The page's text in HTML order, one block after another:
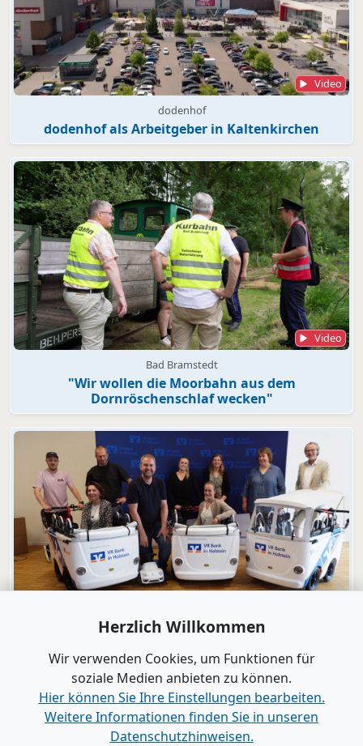
Video
dodenhof
dodenhof als Arbeitgeber in Kaltenkirchen
Video
Bad Bramstedt
"Wir wollen die Moorbahn aus dem
Dornröschenschlaf wecken"
Engagement
VR Bank in Holstein macht KiTas mobil!
Alle Videos anzeigen
Herzlich Willkommen
Wir verwenden Cookies, um Funktionen für
soziale Medien anbieten zu können.
Hier können Sie Ihre Einstellungen bearbeiten.
Weitere Informationen finden Sie in unseren
Datenschutzhinweisen.